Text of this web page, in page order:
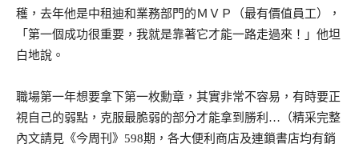
穫，去年他是中租迪和業務部門的ＭＶＰ（最有價值員工），
「第一個成功很重要，我就是靠著它才能一路走過來！」他坦
白地說。
職場第一年想要拿下第一枚勳章，其實非常不容易，有時要正
視自己的弱點，克服最脆弱的部分才能拿到勝利…（精采完整
內文請見《今周刊》598期，各大便利商店及連鎖書店均有銷